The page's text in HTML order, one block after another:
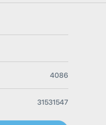
4086
31531547